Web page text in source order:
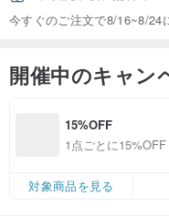
今すぐのご注文で8/16~8/24
開催中のキャン
15%OFF
1点ごとに
対象商品を見る